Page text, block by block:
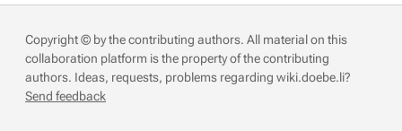
Copyright © by the contributing authors. All material on this
collaboration platform is the property of the contributing
authors. Ideas, requests, problems regarding wiki.doebe.li?
Send feedback